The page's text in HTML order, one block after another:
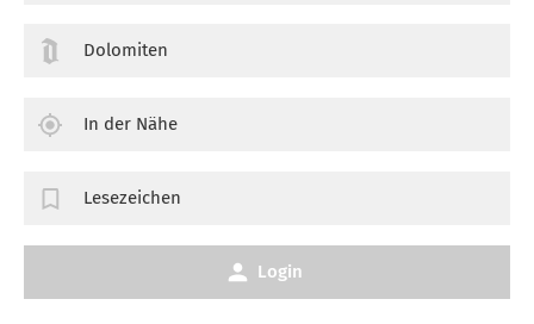
Dolomiten
In der Nähe
Lesezeichen
Login